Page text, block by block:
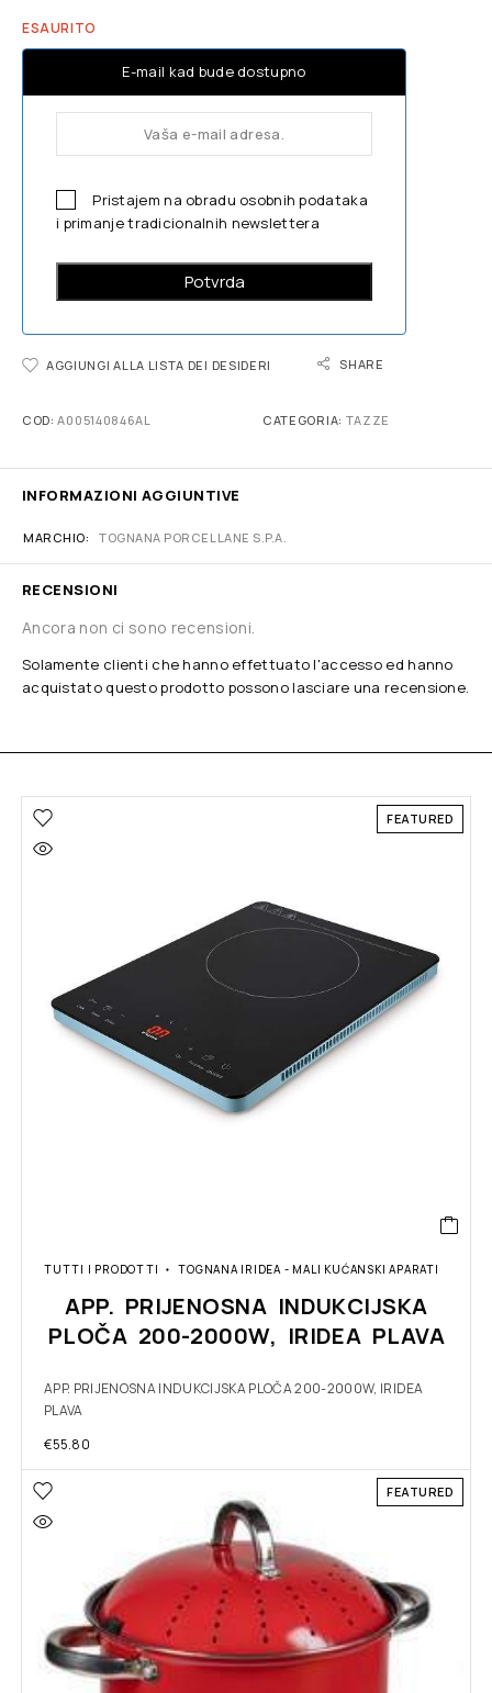
ESAURITO
E-mail kad bude dostupno
Pristajem na obradu osobnih podataka
i primanje tradicionalnih newslettera
AGGIUNGI ALLA LISTA DEI DESIDERI SHARE
COD:A005140846AL CATEGORIA: TAZZE
INFORMAZIONI AGGIUNTIVE
MARCHIO TOGNANA PORCELLANE S.P.A.
RECENSIONI
Ancora non ci sono recensioni.
Solamente clienti che hanno effettuato l'accesso ed hanno
acquistato questo prodotto possono lasciare una recensione.
FEATURED
TUTTI I PRODOTTI TOGNANA IRIDEA - MALI KUĆANSKI APARATI
APP. PRIJENOSNA INDUKCIJSKA
PLOČA 200-2000W, IRIDEA PLAVA
APP. PRIJENOSNA INDUKCIJSKA PLOČA 200-2000W, IRIDEA
PLAVA
€55.80
FEATURED